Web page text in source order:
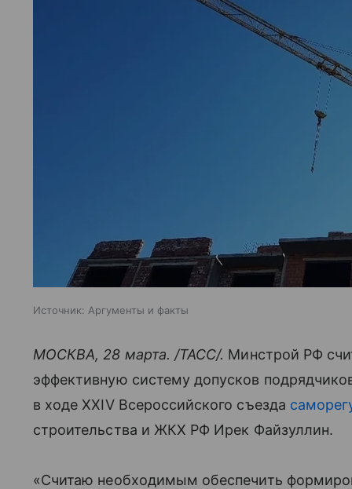
Источник: Аргументы и факты
МОСКВА, 28 марта. /ТАСС/. Минстрой РФ
эффективную систему допусков
в ходе XXIV Всероссийского съезда
строительства и ЖКХ РФ Ирек Файзуллин.
«Считаю необходимым обеспечить